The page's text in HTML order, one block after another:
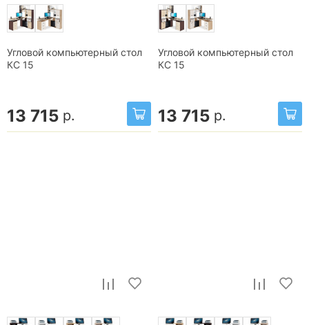
Угловой компьютерный стол
КС 15
13 715 р.
Угловой компьютерный стол
КС 15
13 715 р.